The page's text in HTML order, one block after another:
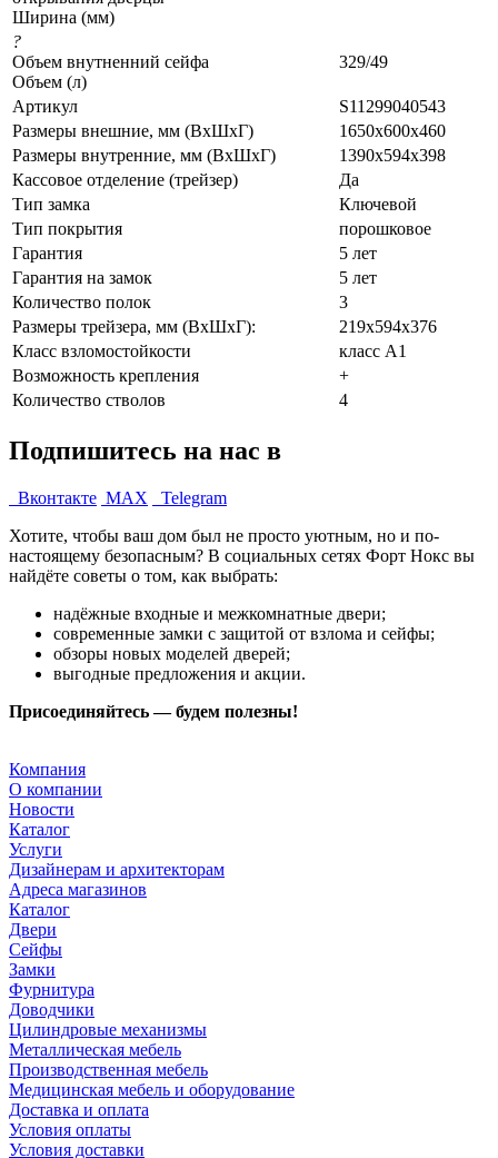
Ширина (мм)
?
Объем внутненний сейфа
Объем (л)
329/49
Артикул
S11299040543
Размеры внешние, мм (ВхШхГ)
1650x600x460
Размеры внутренние, мм (ВхШхГ)
1390x594x398
Кассовое отделение (трейзер)
Да
Тип замка
Ключевой
Тип покрытия
порошковое
Гарантия
5 лет
Гарантия на замок
5 лет
Количество полок
3
Размеры трейзера, мм (ВхШхГ):
219х594х376
Класс взломостойкости
класс А1
Возможность крепления
+
Количество стволов
4
Подпишитесь на нас в
Вконтакте MAX
Telegram
Хотите, чтобы ваш дом был не просто уютным, но и по-
настоящему безопасным? В социальных сетях Форт Нокс вы
найдёте советы о том, как выбрать:
надёжные входные и межкомнатные двери;
современные замки с защитой от взлома и сейфы;
обзоры новых моделей дверей;
выгодные предложения и акции.
Присоединяйтесь — будем полезны!
Компания
О компании
Новости
Каталог
Услуги
Дизайнерам и архитекторам
Адреса магазинов
Каталог
Двери
Сейфы
Замки
Фурнитура
Доводчики
Цилиндровые механизмы
Металлическая мебель
Производственная мебель
Медицинская мебель и оборудование
Доставка и оплата
Условия оплаты
Условия доставки